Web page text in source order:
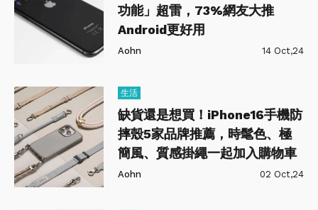
功能」超雷，73%網友大推
Android更好用
Aohn 14 Oct,24
生活
缺貨還是想買！iPhone16手機防
摔殼5家品牌推薦，時髦色、極
簡風、質感掛繩一起加入購物車
Aohn 02 Oct,24